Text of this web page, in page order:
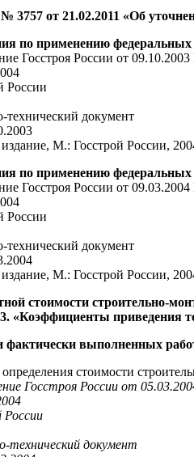
от 21.02.2011 «Об
по применению
Госстроя России от
России
технический документ
М.: Госстрой России,
по применению
Госстроя России от 09.03.2004
России
технический документ
М.: Госстрой России,
стоимости строительно-
«Коэффициенты приведения
фактически выполненных
стоимости
Госстроя России от
России
технический документ